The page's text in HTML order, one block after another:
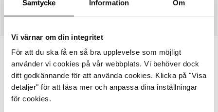
Samtycke Information Om
Vi värnar om din integritet
För att du ska få en så bra upplevelse som möjligt
använder vi cookies på vår webbplats. Vi behöver dock
ditt godkännande för att använda cookies. Klicka på "Visa
detaljer" för att läsa mer och anpassa dina inställningar
för cookies.
Artikelnummer: 1088280
Sköna sneakers från Gabor. Ovandelen är tillverkad i
bordeauxfärgad lack med dragkedjor på båda sidor för ett enklare
insteg. Dekorerad med två guldfrägade hjärtan och diamantsmycke